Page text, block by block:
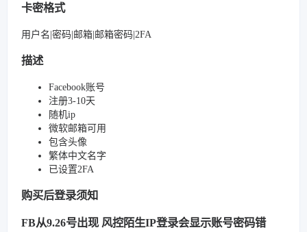
卡密格式
用户名|密码|邮箱|邮箱密码|2FA
描述
Facebook账号
注册3-10天
随机ip
微软邮箱可用
包含头像
繁体中文名字
已设置2FA
购买后登录须知
FB从9.26号出现 风控陌生IP登录会显示账号密码错